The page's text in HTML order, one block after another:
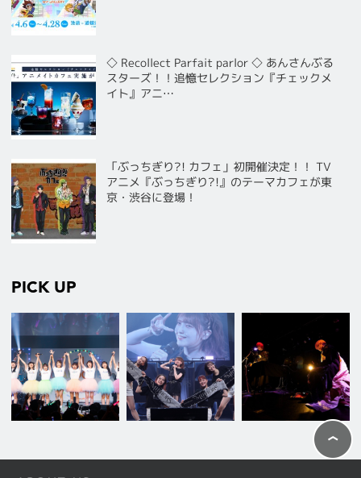
◇ Recollect Parfait parlor ◇ あんさんぶる
スターズ！！追憶セレクション『チェックメ
イト』アニ…
「ぶっちぎり?! カフェ」初開催決定！！ TV
アニメ『ぶっちぎり?!』のテーマカフェが東
京・渋谷に登場！
PICK UP